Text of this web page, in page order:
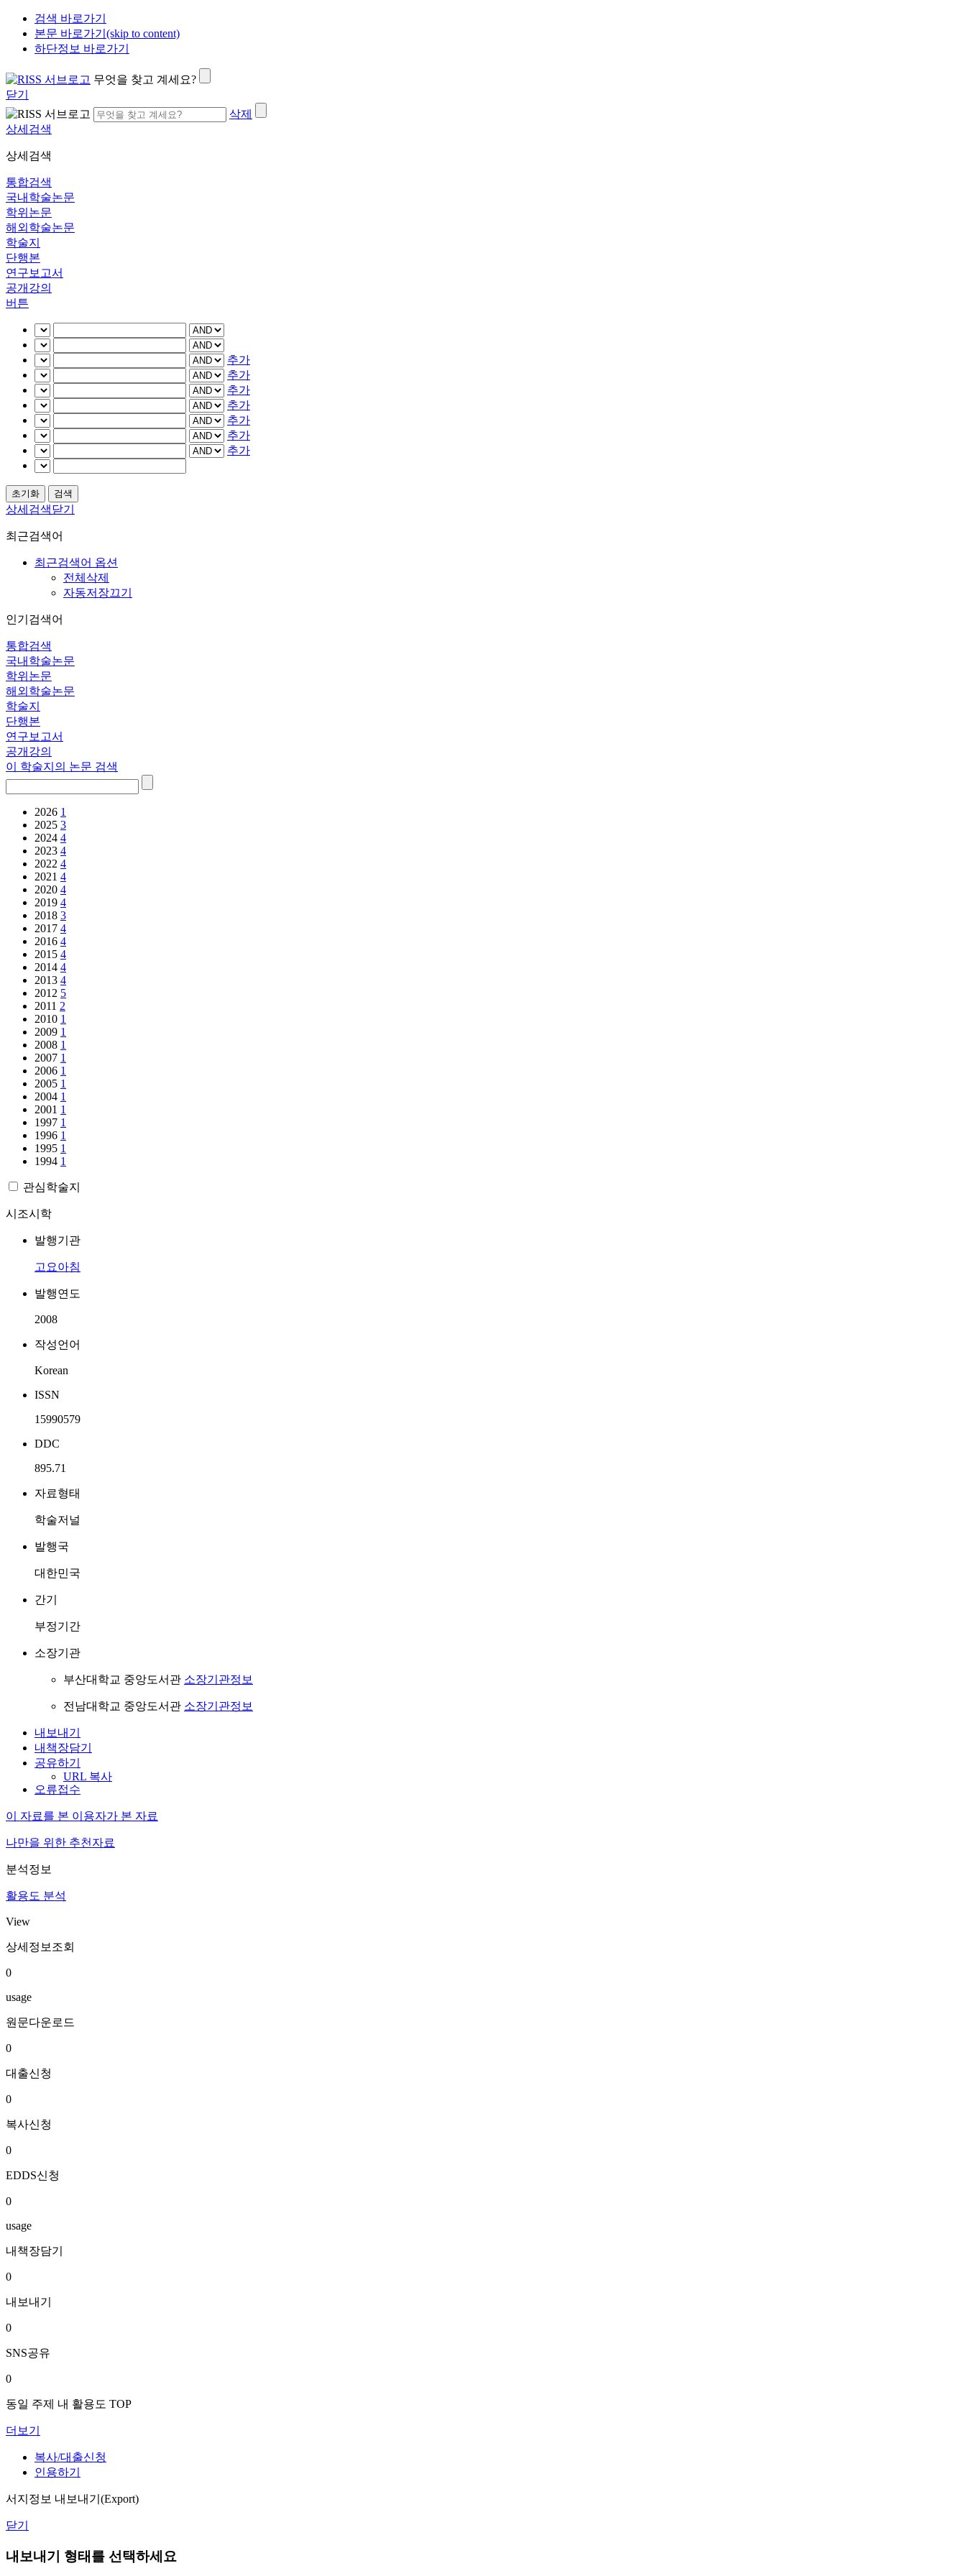
검색 바로가기
본문 바로가기(skip to content)
하단정보 바로가기
무엇을 찾고 계세요?
닫기
삭제
상세검색
상세검색
통합검색
국내학술논문
학위논문
해외학술논문
학술지
단행본
연구보고서
공개강의
버튼
추가
추가
추가
추가
추가
추가
추가
상세검색닫기
최근검색어
최근검색어 옵션
전체삭제
자동저장끄기
인기검색어
통합검색
국내학술논문
학위논문
해외학술논문
학술지
단행본
연구보고서
공개강의
이 학술지의 논문 검색
2026 1
2025 3
2024 4
2023 4
2022 4
2021 4
2020 4
2019 4
2018 3
2017 4
2016 4
2015 4
2014 4
2013 4
2012 5
2011 2
2010 1
2009 1
2008 1
2007 1
2006 1
2005 1
2004 1
2001 1
1997 1
1996 1
1995 1
1994 1
관심학술지
시조시학
발행기관
고요아침
발행연도
2008
작성언어
Korean
ISSN
15990579
DDC
895.71
자료형태
학술저널
발행국
대한민국
간기
부정기간
소장기관
부산대학교 중앙도서관 소장기관정보
전남대학교 중앙도서관 소장기관정보
내보내기
내책장담기
공유하기
URL 복사
오류접수
이 자료를 본 이용자가 본 자료
나만을 위한 추천자료
분석정보
활용도 분석
View
상세정보조회
0
usage
원문다운로드
0
대출신청
0
복사신청
0
EDDS신청
0
usage
내책장담기
0
내보내기
0
SNS공유
0
동일 주제 내 활용도 TOP
더보기
복사/대출신청
인용하기
서지정보 내보내기(Export)
닫기
내보내기 형태를 선택하세요